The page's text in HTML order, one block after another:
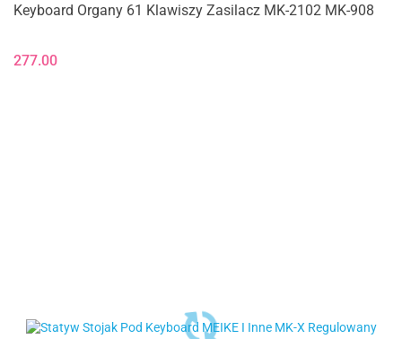
Keyboard Organy 61 Klawiszy Zasilacz MK-2102 MK-908
277.00